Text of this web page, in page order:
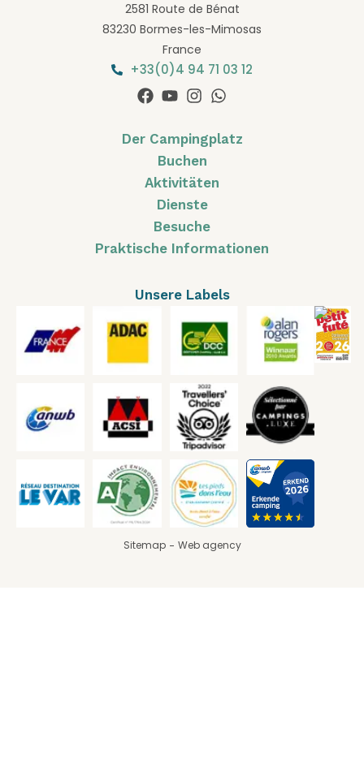
2581 Route de Bénat
83230 Bormes-les-Mimosas
France
+33(0)4 94 71 03 12
Der Campingplatz
Buchen
Aktivitäten
Dienste
Besuche
Praktische Informationen
Unsere Labels
Sitemap Web agency